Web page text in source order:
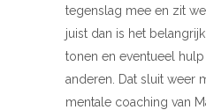
tegenslag mee en zit
juist dan is het
tonen en eventueel
anderen. Dat sluit weer
mentale coaching van